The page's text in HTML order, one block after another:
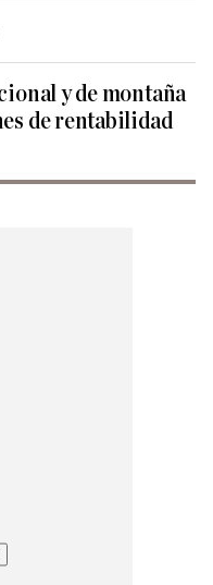
y de montaña
de rentabilidad